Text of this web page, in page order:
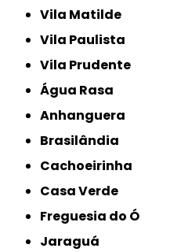
Vila Matilde
Vila Paulista
Vila Prudente
Água Rasa
Anhanguera
Brasilândia
Cachoeirinha
Casa Verde
Freguesia do Ó
Jaraguá